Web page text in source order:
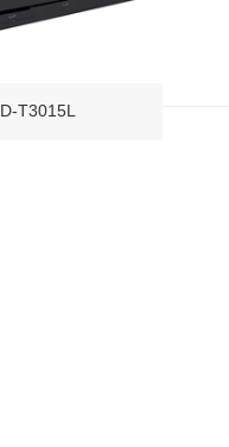
D-T3015L